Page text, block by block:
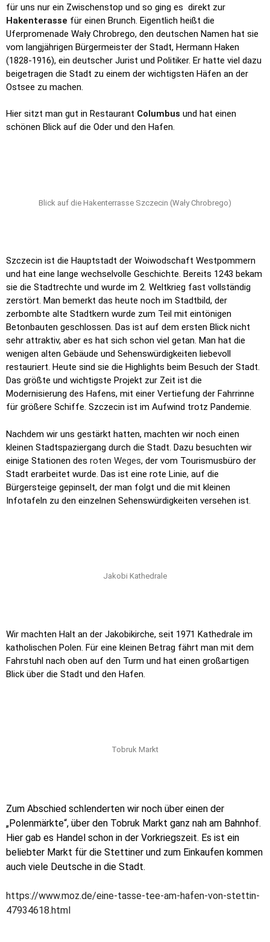
für uns nur ein Zwischenstop und so ging es direkt zur
Hakenterasse für einen Brunch. Eigentlich heißt die
Uferpromenade Wały Chrobrego, den deutschen Namen hat sie
vom langjährigen Bürgermeister der Stadt, Hermann Haken
(1828-1916), ein deutscher Jurist und Politiker. Er hatte viel dazu
beigetragen die Stadt zu einem der wichtigsten Häfen an der
Ostsee zu machen.
Hier sitzt man gut in Restaurant Columbus und hat einen
schönen Blick auf die Oder und den Hafen.
Blick auf die Hakenterrasse Szczecin (Wały Chrobrego)
Szczecin ist die Hauptstadt der Woiwodschaft Westpommern
und hat eine lange wechselvolle Geschichte. Bereits 1243 bekam
sie die Stadtrechte und wurde im 2. Weltkrieg fast vollständig
zerstört. Man bemerkt das heute noch im Stadtbild, der
zerbombte alte Stadtkern wurde zum Teil mit eintönigen
Betonbauten geschlossen. Das ist auf dem ersten Blick nicht
sehr attraktiv, aber es hat sich schon viel getan. Man hat die
wenigen alten Gebäude und Sehenswürdigkeiten liebevoll
restauriert. Heute sind sie die Highlights beim Besuch der Stadt.
Das größte und wichtigste Projekt zur Zeit ist die
Modernisierung des Hafens, mit einer Vertiefung der Fahrrinne
für größere Schiffe. Szczecin ist im Aufwind trotz Pandemie.
Nachdem wir uns gestärkt hatten, machten wir noch einen
kleinen Stadtspaziergang durch die Stadt. Dazu besuchten wir
einige Stationen des roten Weges, der vom Tourismusbüro der
Stadt erarbeitet wurde. Das ist eine rote Linie, auf die
Bürgersteige gepinselt, der man folgt und die mit kleinen
Infotafeln zu den einzelnen Sehenswürdigkeiten versehen ist.
Jakobi Kathedrale
Wir machten Halt an der Jakobikirche, seit 1971 Kathedrale im
katholischen Polen. Für eine kleinen Betrag fährt man mit dem
Fahrstuhl nach oben auf den Turm und hat einen großartigen
Blick über die Stadt und den Hafen.
Tobruk Markt
Zum Abschied schlenderten wir noch über einen der
„Polenmärkte“, über den Tobruk Markt ganz nah am Bahnhof.
Hier gab es Handel schon in der Vorkriegszeit. Es ist ein
beliebter Markt für die Stettiner und zum Einkaufen kommen
auch viele Deutsche in die Stadt.
https://www.moz.de/eine-tasse-tee-am-hafen-von-stettin-
47934618.html